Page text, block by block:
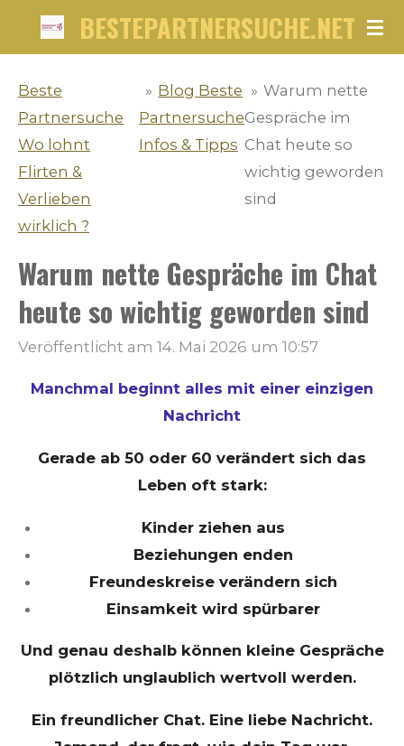
BESTEPARTNERSUCHE.NET
Beste
Partnersuche
Wo lohnt
Flirten &
Verlieben
wirklich ?
» Blog Beste
Partnersuche
Infos & Tipps
» Warum nette
Gespräche im
Chat heute so
wichtig geworden
sind
Warum nette Gespräche im Chat
heute so wichtig geworden sind
Veröffentlicht am 14. Mai 2026 um 10:57
Manchmal beginnt alles mit einer einzigen
Nachricht
Gerade ab 50 oder 60 verändert sich das
Leben oft stark:
Kinder ziehen aus
Beziehungen enden
Freundeskreise verändern sich
Einsamkeit wird spürbarer
Und genau deshalb können kleine Gespräche
plötzlich unglaublich wertvoll werden.
Ein freundlicher Chat. Eine liebe Nachricht.